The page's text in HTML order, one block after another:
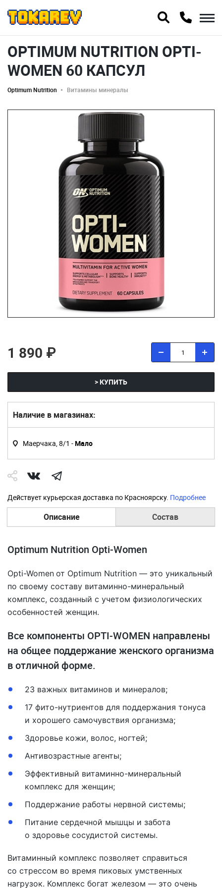
OPTIMUM NUTRITION OPTI-
WOMEN 60 КАПСУЛ
Optimum Nutrition Витамины минералы
1 890 ₽
> КУПИТЬ
Наличие в магазинах:
Маерчака, 8/1 -Мало
Действует курьерская доставка по Красноярску. Подробнее
Описание Состав
Optimum Nutrition Opti-Women
Opti-Women от Optimum Nutrition — это уникальный
по своему составу витаминно-минеральный
комплекс, созданный с учетом физиологических
особенностей женщин.
Все компоненты OPTI-WOMEN направлены
на общее поддержание женского организма
в отличной форме.
23 важных витаминов и минералов;
17 фито-нутриентов для поддержания тонуса
и хорошего самочувствия организма;
Здоровье кожи, волос, ногтей;
Антивозрастные агенты;
Эффективный витаминно-минеральный
комплекс для женщин;
Поддержание работы нервной системы;
Питание сердечной мышцы и забота
о здоровье сосудистой системы.
Витаминный комплекс позволяет справиться
со стрессом во время пиковых умственных
нагрузок. Комплекс богат железом — это очень